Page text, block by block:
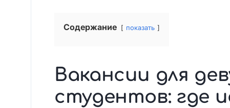
Содержание показать
Вакансии для
студентов: где